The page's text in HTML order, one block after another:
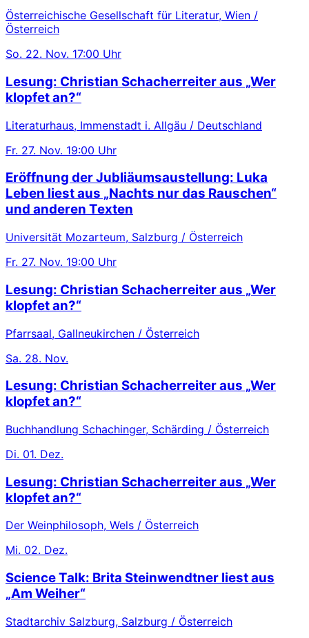
Österreichische Gesellschaft für Literatur, Wien /
Österreich
So. 22. Nov. 17:00 Uhr
Lesung: Christian Schacherreiter aus „Wer
klopfet an?“
Literaturhaus, Immenstadt i. Allgäu / Deutschland
Fr. 27. Nov. 19:00 Uhr
Eröffnung der Jubliäumsaustellung: Luka
Leben liest aus „Nachts nur das Rauschen“
und anderen Texten
Universität Mozarteum, Salzburg / Österreich
Fr. 27. Nov. 19:00 Uhr
Lesung: Christian Schacherreiter aus „Wer
klopfet an?“
Pfarrsaal, Gallneukirchen / Österreich
Sa. 28. Nov.
Lesung: Christian Schacherreiter aus „Wer
klopfet an?“
Buchhandlung Schachinger, Schärding / Österreich
Di. 01. Dez.
Lesung: Christian Schacherreiter aus „Wer
klopfet an?“
Der Weinphilosoph, Wels / Österreich
Mi. 02. Dez.
Science Talk: Brita Steinwendtner liest aus
„Am Weiher“
Stadtarchiv Salzburg, Salzburg / Österreich